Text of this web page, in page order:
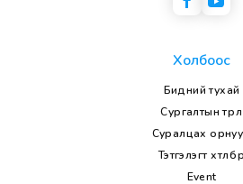
Холбоос
Бидний тухай
Сургалтын төрөл
Суралцах
Тэтгэлэгт хөтөлбөр
Event